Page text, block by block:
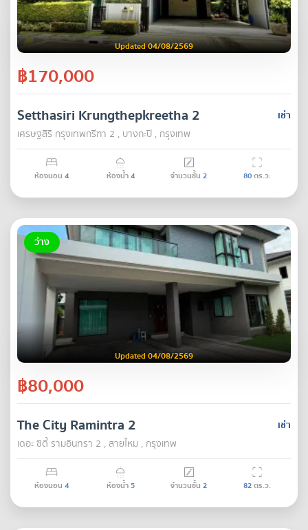
Updated 04/08/2569
฿170,000
เช่า
Setthasiri Krungthepkreetha 2
เศรษฐสิริ กรุงเทพกรีฑา 2 , บางกะปิ , กรุงเทพ
ห้องนอน 4 ห้องน้ำ4 จำนวนชั้น 2 80ตร.ว.
ว่าง
Updated 04/08/2569
฿80,000
เช่า
The City Ramintra 2
เดอะ ซิตี้ รามอินทรา 2 , สายไหม , กรุงเทพ
ห้องนอน 4 ห้องน้ำ5 จำนวนชั้น 2 82ตร.ว.